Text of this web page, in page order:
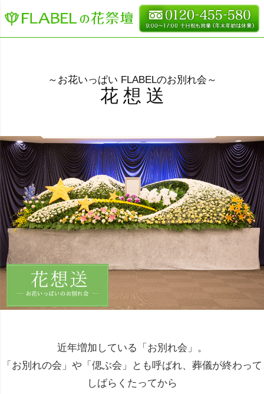
～お花いっぱい FLABELのお別れ会～
花 想 送
近年増加している「お別れ会」。
「お別れの会」や「偲ぶ会」とも呼ばれ、葬儀が終わって
しばらくたってから